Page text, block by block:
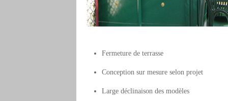
Fermeture de terrasse
Conception sur mesure selon projet
Large déclinaison des modèles